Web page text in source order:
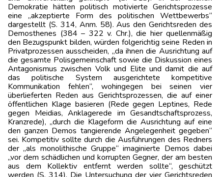
Demokratie hätten politisch motivierte Gerichtsprozesse
eine „akzeptierte Form des politischen Wettbewerbs“
dargestellt (S. 314, Anm. 58). Aus den Gerichtsreden des
Demosthenes (384 – 322 v. Chr.), die hier quellenmäßig
den Bezugspunkt bilden, würden folgerichtig seine Reden in
Privatprozessen ausscheiden, „da ihnen die Ausrichtung auf
die gesamte Polisgemeinschaft sowie die Diskussion eines
Antagonismus zwischen Volk und Elite und damit die auf
das politische System ausgerichtete kompetitive
Kommunikation fehlen“, wohingegen bei seinen vier
überlieferten Reden aus Gerichtsprozessen, die auf einer
öffentlichen Klage basieren (Rede gegen Leptines, Rede
gegen Meidias, Anklagerede im Gesandtschaftsprozess,
Kranzrede), „durch die Klageform die Ausrichtung auf eine
den ganzen Demos tangierende Angelegenheit gegeben“
sei. Kompetitiv sollte durch die Ausführungen des Redners
der „als monolithische Gruppe“ imaginierte Demos dabei
„vor dem schädlichen und korrupten Gegner, der am besten
aus dem Kollektiv entfernt werden sollte“, geschützt